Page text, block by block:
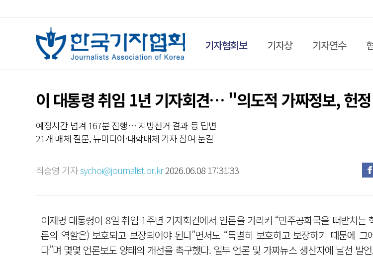
기자협회보 기자상 기자연수
이 대통령 취임 1년 기자회견… "의도적 가짜정보, 헌
예정시간 넘겨 167분 진행… 지방선거 결과 등 답변
21개 매체 질문, 뉴미디어·대학매체 기자 참여 눈길
최승영 기자sychoi@journalist.or.kr2026.06.08 17:31:33
이재명 대통령이 8일 취임 1주년 기자회견에서 언론을 가리켜 “민주공화국을 떠받치는
론의 역할은) 보호되고 보장되어야 된다”면서도 “특별히 보호하고 보장하기 때문에
다”며 몇몇 언론보도 양태의 개선을 촉구했다. 일부 언론 및 가짜뉴스 생산자에 날선 발